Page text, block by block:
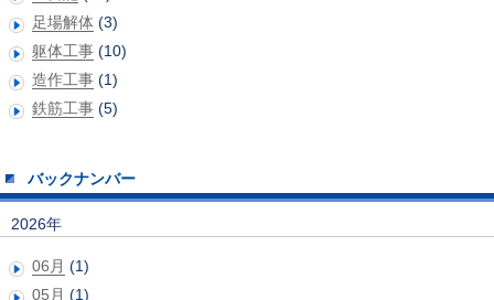
足場解体 (3)
躯体工事 (10)
造作工事 (1)
鉄筋工事 (5)
バックナンバー
2026年
06月 (1)
05月 (1)